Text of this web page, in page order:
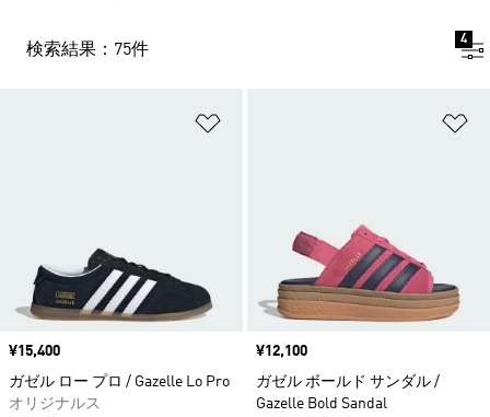
検索結果：75件
4
価格
¥15,400
ガゼル ロー プロ / Gazelle Lo Pro
オリジナルス
価格
¥12,100
ガゼル ボールド サンダル /
Gazelle Bold Sandal